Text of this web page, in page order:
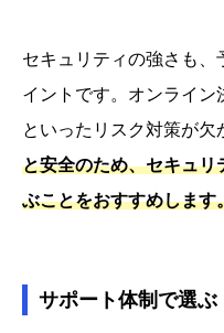
セキュリティの強さも、
イントです。オンライ
といったリスク対策が欠
と安全のため、セキュリ
ぶことをおすすめします
サポート体制で選ぶ